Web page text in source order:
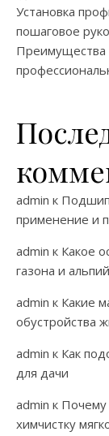
Установка
пошаговое
Преимущества
admin к
применение и
admin к Какое
газона и
admin к Какие
обустройства
admin к Как
для дачи
admin к Почему
химчистку